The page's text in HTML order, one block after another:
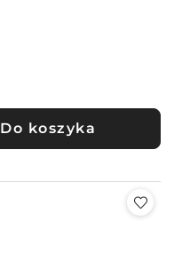
Do koszyka